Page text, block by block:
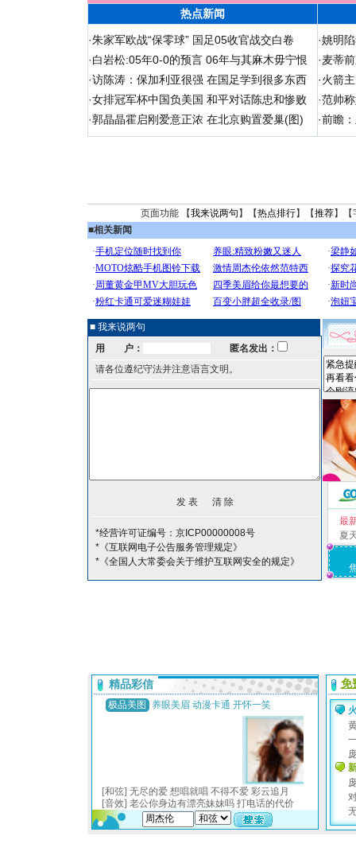
热点新闻
·朱家军欧战“保零球” 国足05收官战交白卷
·白岩松:05年0-0的预言 06年与其麻木毋宁恨
·访陈涛：保加利亚很强 在国足学到很多东西
·女排冠军杯中国负美国 和平对话陈忠和惨败
·郭晶晶霍启刚爱意正浓 在北京购置爱巢(图)
·姚明
·麦蒂
·火箭
·范帅
·前瞻
页面功能 【我来说两句 】【热点排行】【推荐】【
■相关新闻
■ 我来说两句
用 户：
匿名发出：
请各位遵纪守法并注意语言文明。
*经营许可证编号：京ICP00000008号
*《互联网电子公告服务管理规定》
*《全国人大常委会关于维护互联网安全的规定》
最
夏